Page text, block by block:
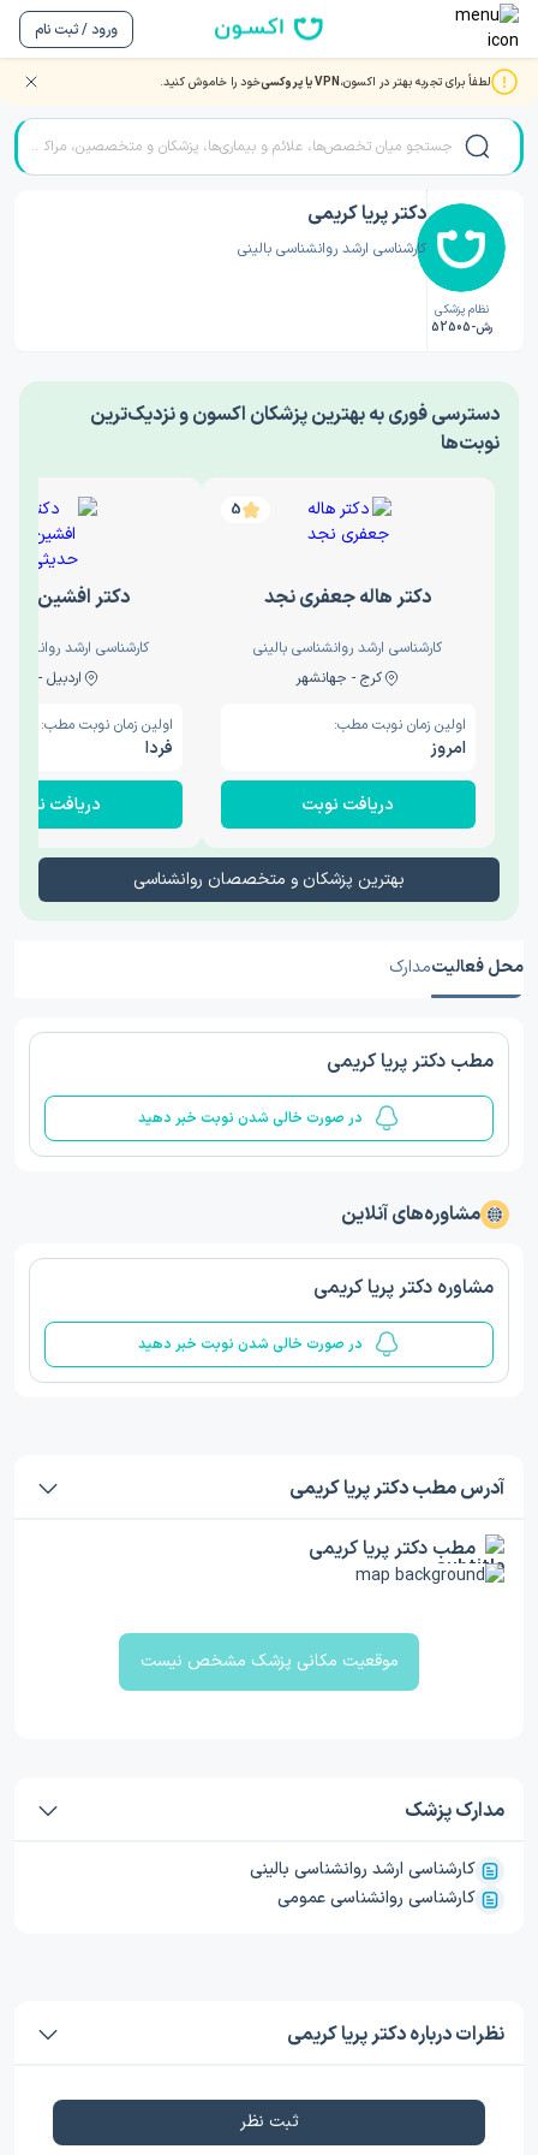
ورود / ثبت نام
لطفاً برای تجربه بهتر در اکسون،VPN یا پروکسی خود را خاموش کنید. صفحه اصلی/دکتر روانشناسی/دکتر پریا کریمی
نظام پزشکی
رش-52505
دکتر پریا کریمی
کارشناسی ارشد روانشناسی بالینی
‎دسترسی فوری به بهترین پزشکان اکسون و نزدیک‌ترین
نوبت‌ها
5
دکتر هاله جعفری نجد
کارشناسی ارشد روانشناسی بالینی
کرج - جهانشهر
اولین زمان نوبت مطب:
امروز
دریافت نوبت
دکتر افشین
کارشناسی ارشد
اردبیل - والی
اولین زمان نوبت مطب:
فردا
دریافت نوبت
بهترین پزشکان و متخصصان روانشناسی
محل فعالیتمدارک
مطب دکتر پریا کریمی
در صورت خالی شدن نوبت خبر دهید
مشاوره‌های آنلاین
مشاوره دکتر پریا کریمی
در صورت خالی شدن نوبت خبر دهید
آدرس مطب دکتر پریا کریمی
مطب دکتر پریا کریمی
موقعیت مکانی پزشک مشخص نیست
مدارک پزشک
کارشناسی ارشد روانشناسی بالینی
کارشناسی روانشناسی عمومی
نظرات درباره دکتر پریا کریمی
ثبت نظر